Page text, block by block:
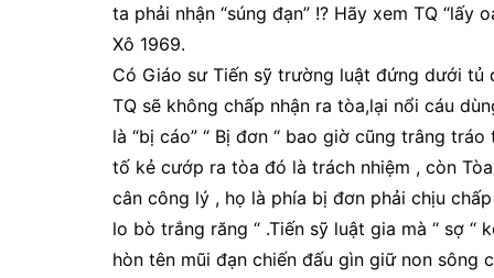
ta phải nhận “súng đạn” !? Hãy xem TQ
Xô 1969.
Có Giáo sư Tiến sỹ trường luật đứng dưới tủ
TQ sẽ không chấp nhận ra tòa,lại nổi cáu
là “bị cáo” “ Bị đơn “ bao giờ cũng trâng
tố kẻ cướp ra tòa đó là trách nhiệm , còn
cân công lý , họ là phía bị đơn phải chịu
lo bò trắng răng “ .Tiến sỹ luật gia mà “ sợ
hòn tên mũi đạn chiến đấu gìn giữ non sông